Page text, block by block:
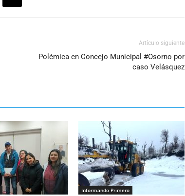
Artículo siguiente
Polémica en Concejo Municipal #Osorno por
caso Velásquez
Informando Primero